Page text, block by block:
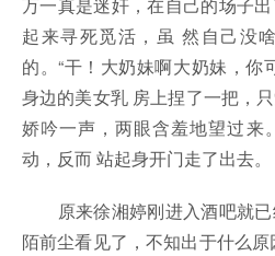
万一真是迷奸，在自己的场子
起来寻死觅活，虽 然自己没
的。“干！大奶妹啊大奶妹，你
身边的美女乳 房上捏了一把，
娇吟一声，两眼含羞地望过来
动，反而 站起身开门走了出去。
原来徐湘婷刚进入酒吧就已
陌前尘看见了，不知出于什么